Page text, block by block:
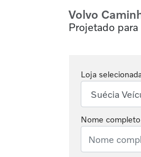
Volvo
Projetado
Loja
Nome completo